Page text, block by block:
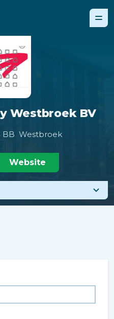
Westbroek BV
BB Westbroek
Website